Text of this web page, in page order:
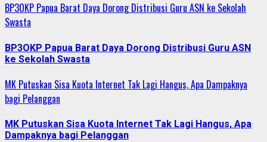
BP3OKP Papua Barat Daya Dorong Distribusi Guru ASN ke Sekolah
Swasta
BP3OKP Papua Barat Daya Dorong Distribusi Guru ASN
ke Sekolah Swasta
MK Putuskan Sisa Kuota Internet Tak Lagi Hangus, Apa Dampaknya
bagi Pelanggan
MK Putuskan Sisa Kuota Internet Tak Lagi Hangus, Apa
Dampaknya bagi Pelanggan